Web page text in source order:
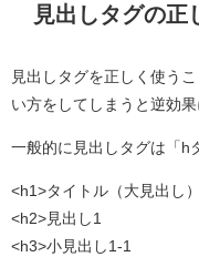
見出しタグの正
見出しタグを正しく使う
い方をしてしまうと逆効
一般的に見出しタグは「h
<h1>タイトル（大見出し）
<h2>見出し1
<h3>小見出し1-1